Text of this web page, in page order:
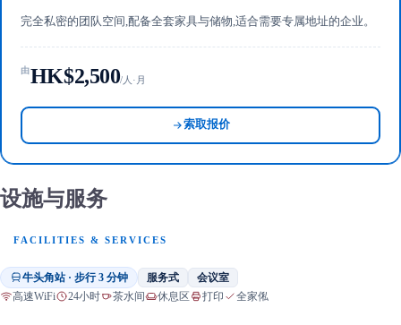
完全私密的团队空间,配备全套家具与储物,适合需要专属地址的企业。
由HK$2,500/人·月
索取报价
设施与服务
FACILITIES & SERVICES
牛头角站 · 步行 3 分钟 服务式 会议室
高速WiFi 24小时 茶水间 休息区 打印 全家俬